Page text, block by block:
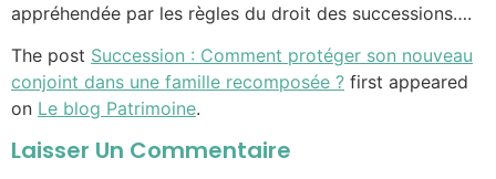
appréhendée par les règles du droit des successions….
The post Succession : Comment protéger son nouveau
conjoint dans une famille recomposée ? first appeared
on Le blog Patrimoine.
Laisser Un Commentaire